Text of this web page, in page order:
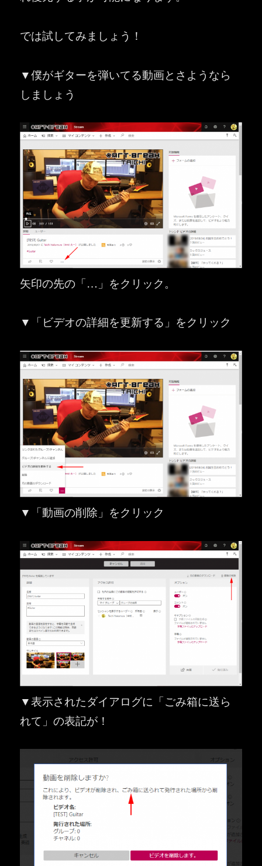
では試してみましょう！
▼僕がギターを弾いてる動画とさようなら
しましょう
矢印の先の「…」をクリック。
▼「ビデオの詳細を更新する」をクリック
▼「動画の削除」をクリック
▼表示されたダイアログに「ごみ箱に送ら
れて」の表記が！